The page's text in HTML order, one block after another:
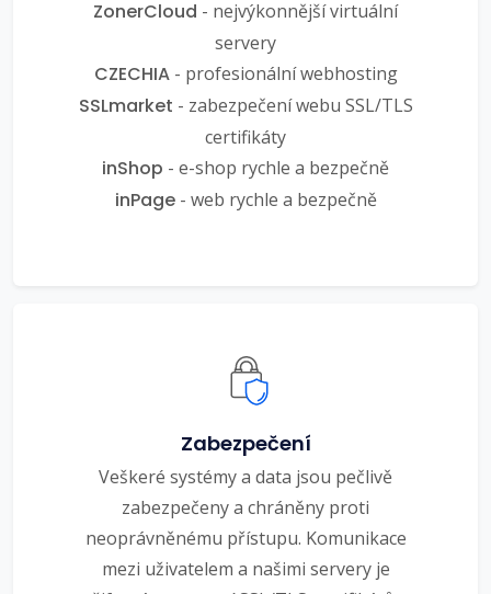
ZonerCloud - nejvýkonnější virtuální
servery
CZECHIA- profesionální webhosting
SSLmarket - zabezpečení webu SSL/TLS
certifikáty
inShop - e-shop rychle a bezpečně
inPage- web rychle a bezpečně
Zabezpečení
Veškeré systémy a data jsou pečlivě
zabezpečeny a chráněny proti
neoprávněnému přístupu. Komunikace
mezi uživatelem a našimi servery je